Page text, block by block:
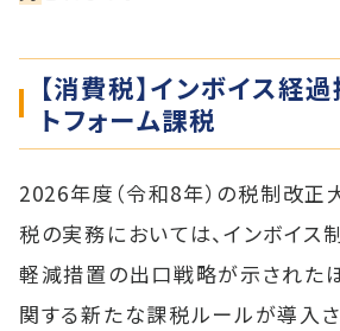
【消費税】インボイス経
トフォーム課税
2026年度（令和8年）の税制改正
税の実務においては、インボイス
軽減措置の出口戦略が示された
関する新たな課税ルールが導入さ